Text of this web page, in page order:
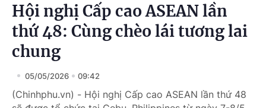
Hội nghị Cấp cao ASEAN lần
thứ 48: Cùng chèo lái tương lai
chung
05/05/2026 09:42
(Chinhphu.vn) - Hội nghị Cấp cao ASEAN lần thứ 48